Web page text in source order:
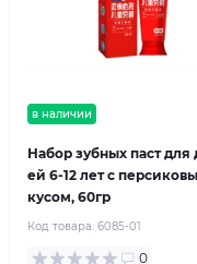
в наличии
Набор зубных паст для
ей 6-12 лет с
кусом, 60гр
Код товара: 6085-01
0